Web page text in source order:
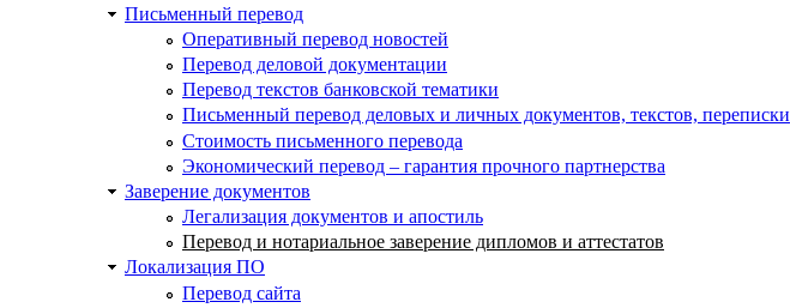
Письменный перевод
Оперативный перевод новостей
Перевод деловой документации
Перевод текстов банковской тематики
Письменный перевод деловых и личных документов, текстов, переписки
Стоимость письменного перевода
Экономический перевод – гарантия прочного партнерства
Заверение документов
Легализация документов и апостиль
Перевод и нотариальное заверение дипломов и аттестатов
Локализация ПО
Перевод сайта